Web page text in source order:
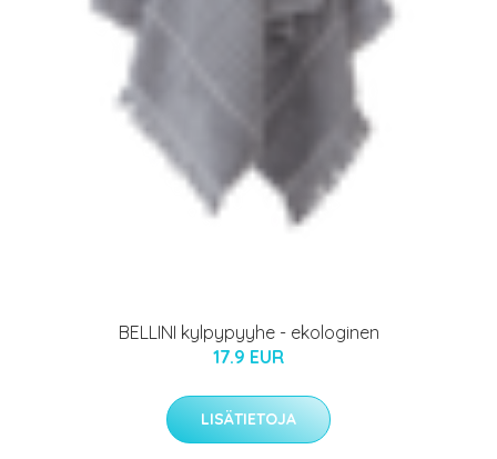
BELLINI kylpypyyhe - ekologinen
17.9 EUR
LISÄTIETOJA